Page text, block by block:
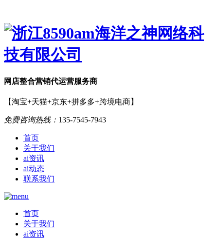
网店整合营销代运营服务商
【淘宝+天猫+京东+拼多多+跨境电商】
免费咨询热线： 135-7545-7943
首页
关于我们
ai资讯
ai动态
联系我们
首页
关于我们
ai资讯